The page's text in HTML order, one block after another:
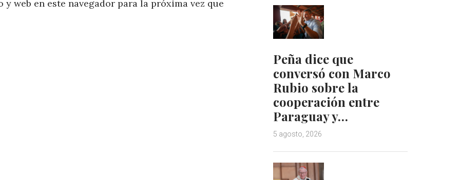
web en este navegador para la próxima vez que
Peña dice que
conversó con Marco
Rubio sobre la
cooperación entre
Paraguay y…
5 agosto, 2026